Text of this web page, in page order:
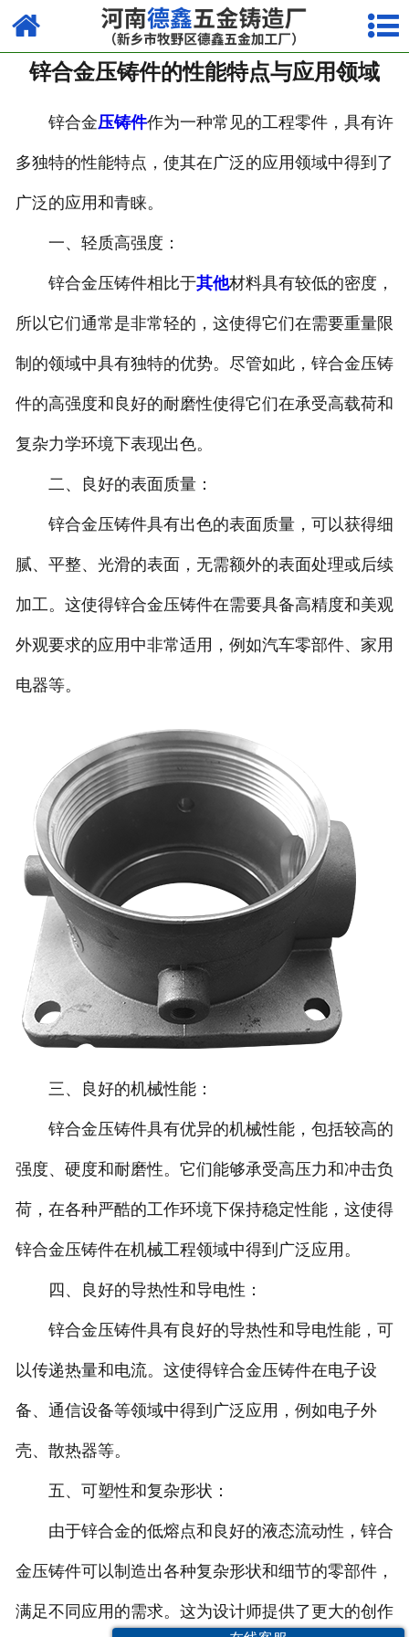
网站首页
走进我们
产品中心
荣誉资质
锌合金压铸件的性能特点与应用领域
锌合金压铸件作为一种常见的工程零件，具有许
多独特的性能特点，使其在广泛的应用领域中得到了
广泛的应用和青睐。
一、轻质高强度：
锌合金压铸件相比于其他材料具有较低的密度，
所以它们通常是非常轻的，这使得它们在需要重量限
制的领域中具有独特的优势。尽管如此，锌合金压铸
件的高强度和良好的耐磨性使得它们在承受高载荷和
复杂力学环境下表现出色。
二、良好的表面质量：
锌合金压铸件具有出色的表面质量，可以获得细
腻、平整、光滑的表面，无需额外的表面处理或后续
加工。这使得锌合金压铸件在需要具备高精度和美观
外观要求的应用中非常适用，例如汽车零部件、家用
电器等。
三、良好的机械性能：
锌合金压铸件具有优异的机械性能，包括较高的
强度、硬度和耐磨性。它们能够承受高压力和冲击负
荷，在各种严酷的工作环境下保持稳定性能，这使得
锌合金压铸件在机械工程领域中得到广泛应用。
四、良好的导热性和导电性：
锌合金压铸件具有良好的导热性和导电性能，可
以传递热量和电流。这使得锌合金压铸件在电子设
备、通信设备等领域中得到广泛应用，例如电子外
壳、散热器等。
五、可塑性和复杂形状：
由于锌合金的低熔点和良好的液态流动性，锌合
金压铸件可以制造出各种复杂形状和细节的零部件，
满足不同应用的需求。这为设计师提供了更大的创作